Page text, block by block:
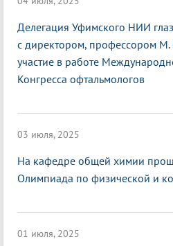
Делегация Уфимского НИИ
с директором, профессором
участие в работе
Конгресса офтальмологов
03 июля, 2025
На кафедре общей химии
Олимпиада по физической и
01 июля, 2025